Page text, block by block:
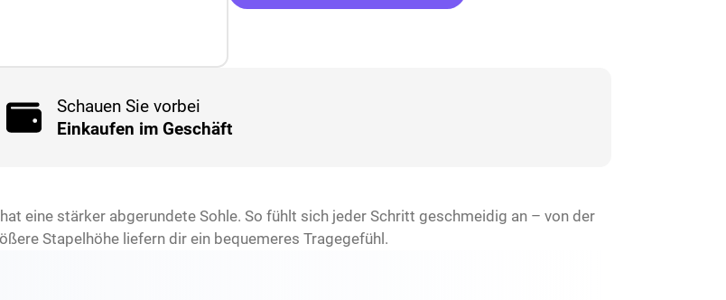
Schauen Sie vorbei
Einkaufen im Geschäft
eine stärker abgerundete Sohle. So fühlt sich jeder Schritt geschmeidig an – von der
Stapelhöhe liefern dir ein bequemeres Tragegefühl.